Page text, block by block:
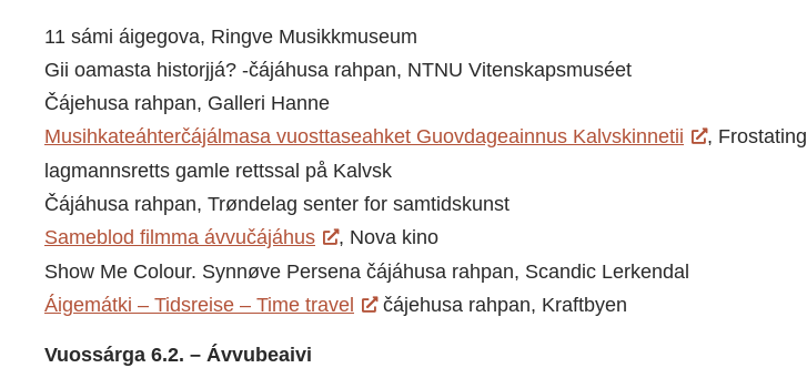
11 sámi áigegova, Ringve Musikkmuseum
Gii oamasta historjjá? -čájáhusa rahpan, NTNU Vitenskapsmuséet
Čájehusa rahpan, Galleri Hanne
Musihkateáhterčájálmasa vuosttaseahket Guovdageainnus Kalvskinnetii
, Frostating
lagmannsretts gamle rettssal på Kalvsk
Čájáhusa rahpan, Trøndelag senter for samtidskunst
Sameblod filmma ávvučájáhus
, Nova kino
Show Me Colour. Synnøve Persena čájáhusa rahpan, Scandic Lerkendal
Áigemátki – Tidsreise – Time travel
čájehusa rahpan, Kraftbyen
Vuossárga 6.2. – Ávvubeaivi